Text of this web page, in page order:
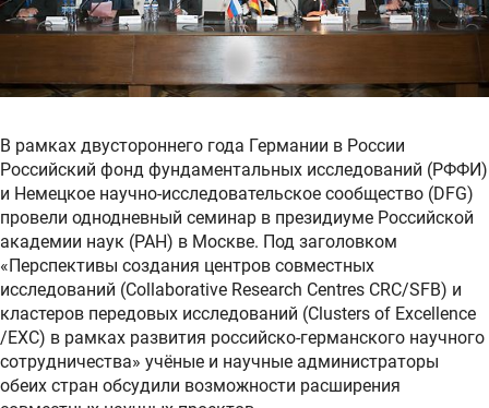
В рамках двустороннего года Германии в России
Российский фонд фундаментальных исследований (РФФИ)
и Немецкое научно-исследовательское сообщество (DFG)
провели однодневный семинар в президиуме Российской
академии наук (РАН) в Москве. Под заголовком
«Перспективы создания центров совместных
исследований (Collaborative Research Centres CRC/SFB) и
кластеров передовых исследований (Clusters of Excellence
/EXC) в рамках развития российско-германского научного
сотрудничества» учёные и научные администраторы
обеих стран обсудили возможности расширения